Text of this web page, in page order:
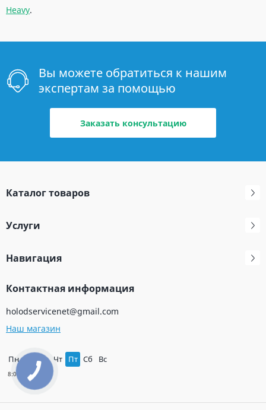
Heavy.
Вы можете обратиться к нашим
экспертам за помощью
Заказать консультацию
Каталог товаров
Услуги
Навигация
Контактная информация
holodservicenet@gmail.com
Наш магазин
Пн Вт Ср Чт Пт Сб Вс